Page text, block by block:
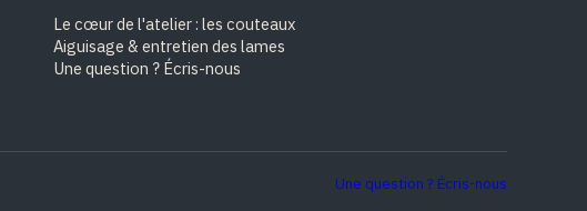
Le cœur de l'atelier : les couteaux
Aiguisage & entretien des lames
Une question ? Écris-nous
Une question ? Écris-nous